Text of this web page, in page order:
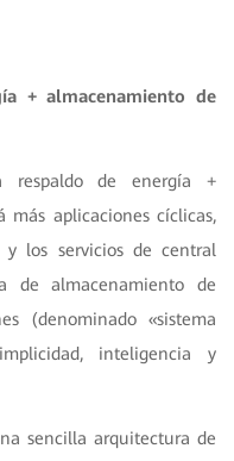
+ almacenamiento de
respaldo de energía +
más aplicaciones cíclicas,
los servicios de central
de almacenamiento de
(denominado «sistema
inteligencia y
sencilla arquitectura de